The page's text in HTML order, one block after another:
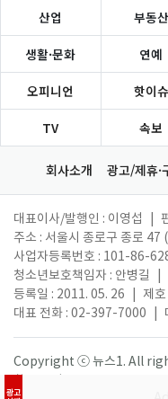
광고
산업 부동산
생활·문화 연예
오피니언 핫이슈
TV 속보
회사소개 광고/제휴·
대표이사/발행인 : 이영섭
주소 : 서울시 종로구 종로 47
사업자등록번호 : 101-86-
청소년보호책임자 : 안병길
등록일 : 2011. 05. 26
제
대표 전화 : 02-397-7000
Copyright ⓒ 뉴스1. All
활용 금지.